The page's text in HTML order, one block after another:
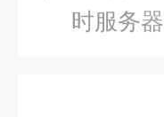
时服务器